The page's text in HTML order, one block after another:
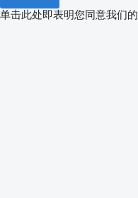
单击此处即表明您同意我们的